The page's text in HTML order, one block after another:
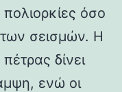
όσο
των σεισμών. Η
δίνει
ενώ οι